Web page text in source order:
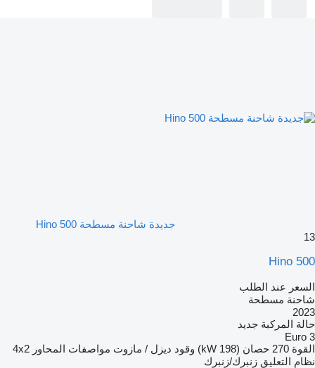
جديدة شاحنة مسطحة Hino 500
13
Hino 500
السعر عند الطلب
شاحنة مسطحة
2023
حالة المركبة جديد
Euro 3
القوة 270 حصان (198 kW) وقود ديزل / مازوت مواصفات المحاور 4x2
نظام التعليق زنبرك/زنبرك